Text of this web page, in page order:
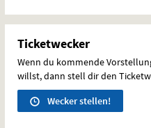
Ticketwecker
Wenn du kommende
willst, dann stell dir den
Wecker stellen!